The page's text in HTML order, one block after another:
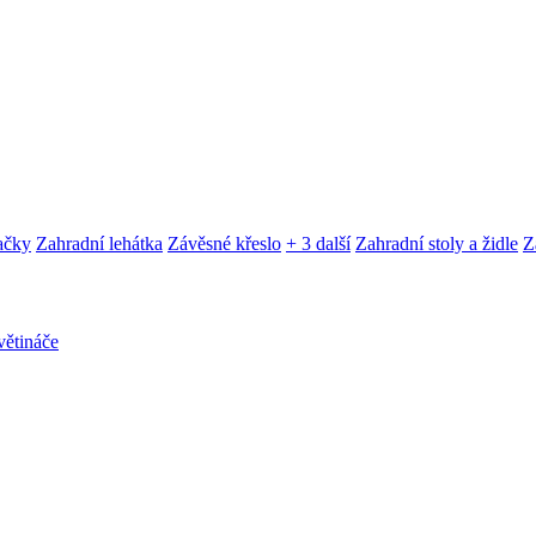
Zahradní lehátka Závěsné křeslo + 3 další Zahradní stoly a židle